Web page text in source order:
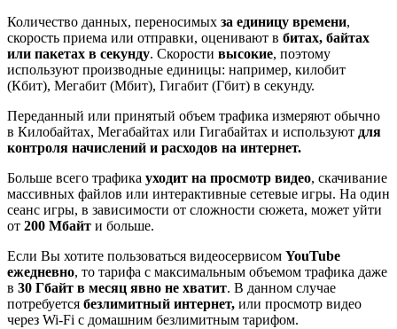
Количество данных, переносимых за единицу времени,
скорость приема или отправки, оценивают в битах, байтах
или пакетах в секунду. Скорости высокие, поэтому
используют производные единицы: например, килобит
(Кбит), Мегабит (Мбит), Гигабит (Гбит) в секунду.
Переданный или принятый объем трафика измеряют обычно
в Килобайтах, Мегабайтах или Гигабайтах и используют для
контроля начислений и расходов на интернет.
Больше всего трафика уходит на просмотр видео, скачивание
массивных файлов или интерактивные сетевые игры. На один
сеанс игры, в зависимости от сложности сюжета, может уйти
от 200 Мбайт и больше.
Если Вы хотите пользоваться видеосервисом YouTube
ежедневно, то тарифа с максимальным объемом трафика даже
в 30 Гбайт в месяц явно не хватит. В данном случае
потребуется безлимитный интернет, или просмотр видео
через Wi-Fi с домашним безлимитным тарифом.